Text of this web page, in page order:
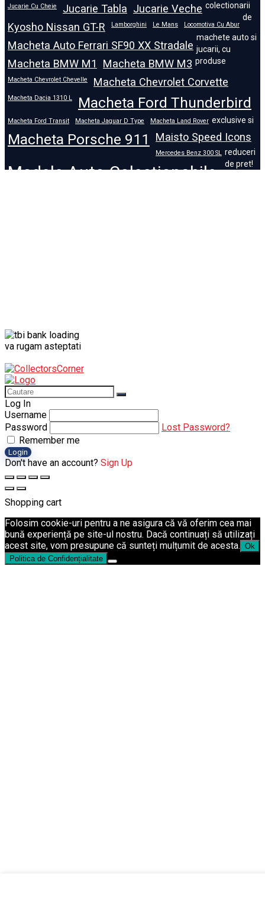
Jucarie Cu Cheie Jucarie Tabla Jucarie Veche
Kyosho Nissan GT-R
Lamborghini Le Mans Locomotiva Cu Abur
Macheta Auto Ferrari SF90 XX Stradale
Macheta BMW M1
Macheta BMW M3
Macheta Chevrolet Chevelle Macheta Chevrolet Corvette
Macheta Dacia 1310 L Macheta Ford Thunderbird
Macheta Ford Transit Macheta Jaguar D Type Macheta Land Rover
Macheta Porsche 911 Maisto Speed Icons
Mercedes Benz 300 SL
Modele Auto Colecționabile.
colectionarii
de
machete auto si
jucarii, cu
produse
exclusive si
reduceri
de pret!
va rugam asteptati
Log In
Username
Password
Lost Password?
Remember me
Login
Don't have an account? Sign Up
Shopping cart
Folosim cookie-uri pentru a ne asigura că vă oferim cea mai
bună experiență pe site-ul nostru. Dacă continuați să utilizați
acest site, vom presupune că sunteți mulțumit de acesta. Ok
Politica de Confidențialitate